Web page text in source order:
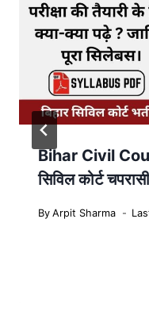
Bihar Civil
सिविल कोर्ट
By Arpit Sharma